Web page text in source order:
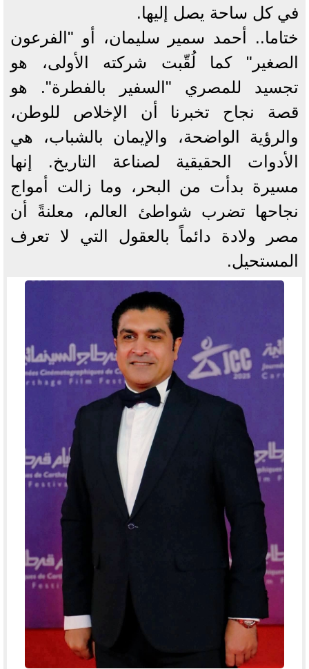
في كل ساحة يصل إليها.
ختاما.. أحمد سمير سليمان، أو "الفرعون
الصغير" كما لُقّبت شركته الأولى، هو
تجسيد للمصري "السفير بالفطرة". هو
قصة نجاح تخبرنا أن الإخلاص للوطن،
والرؤية الواضحة، والإيمان بالشباب، هي
الأدوات الحقيقية لصناعة التاريخ. إنها
مسيرة بدأت من البحر، وما زالت أمواج
نجاحها تضرب شواطئ العالم، معلنةً أن
مصر ولادة دائماً بالعقول التي لا تعرف
المستحيل.